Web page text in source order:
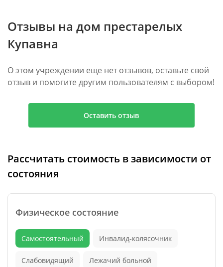
Отзывы на дом престарелых
Купавна
О этом учреждении еще нет отзывов, оставьте свой
отзыв и помогите другим пользователям с выбором!
Оставить отзыв
Рассчитать стоимость в зависимости от
состояния
Физическое состояние
Самостоятельный Инвалид-колясочник
Слабовидящий Лежачий больной